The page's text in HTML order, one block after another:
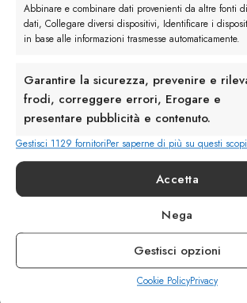
Abbinare e combinare dati provenienti da altre fonti di
dati, Collegare diversi dispositivi, Identificare i
in base alle informazioni trasmesse automaticamente.
Garantire la sicurezza, prevenire e
frodi, correggere errori, Erogare e
presentare pubblicità e contenuto.
Gestisci 1129 fornitoriPer saperne di più su questi scopi
Accetta
Nega
Gestisci opzioni
Cookie PolicyPrivacy
Servizio Clienti
info@calzaturebelfiore.com
MI 20145 • Milano
Via Belfiore 9
Termini e Condizioni
Resi e Rimborsi
Spedizioni
Privacy